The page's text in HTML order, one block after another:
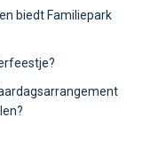
biedt Familiepark